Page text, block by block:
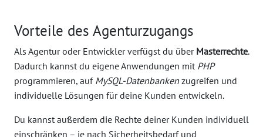
Vorteile des Agenturzugangs
Als Agentur oder Entwickler verfügst du über Masterrechte.
Dadurch kannst du eigene Anwendungen mit PHP
programmieren, auf MySQL-Datenbanken zugreifen und
individuelle Lösungen für deine Kunden entwickeln.
Du kannst außerdem die Rechte deiner Kunden individuell
einschränken – je nach Sicherheitsbedarf und